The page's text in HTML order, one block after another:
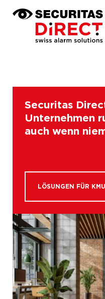
News
Karriere
Securitas
Unternehmen
auch wenn
LÖSUNGEN FÜR KMU